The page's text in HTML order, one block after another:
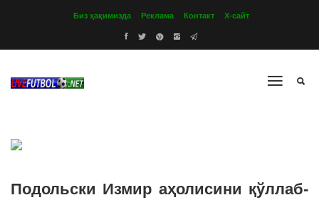
Биз ҳақимизда Реклама Контакт Х-сайт
Подольски Измир аҳолисини қўллаб-